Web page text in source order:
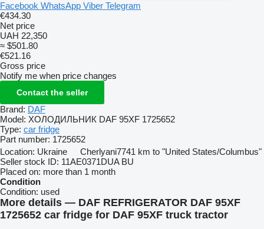
Facebook WhatsApp Viber Telegram
€434.30
Net price
UAH 22,350
≈ $501.80
€521.16
Gross price
Notify me when price changes
Contact the seller
Brand: DAF
Model: ХОЛОДИЛЬНИК DAF 95XF 1725652
Type: car fridge
Part number: 1725652
Location: Ukraine Cherlyani7741 km to "United States/Columbus"
Seller stock ID: 11AE0371DUA BU
Placed on: more than 1 month
Condition
Condition: used
More details — DAF REFRIGERATOR DAF 95XF
1725652 car fridge for DAF 95XF truck tractor